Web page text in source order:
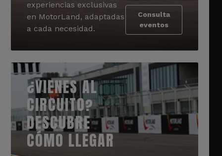
experiencias exclusivas
en MotorLand, adaptadas
a cada necesidad.
Consulta
eventos
¿VIENES AL
CIRCUITO?
DESCUBRE
CÓMO LLEGAR